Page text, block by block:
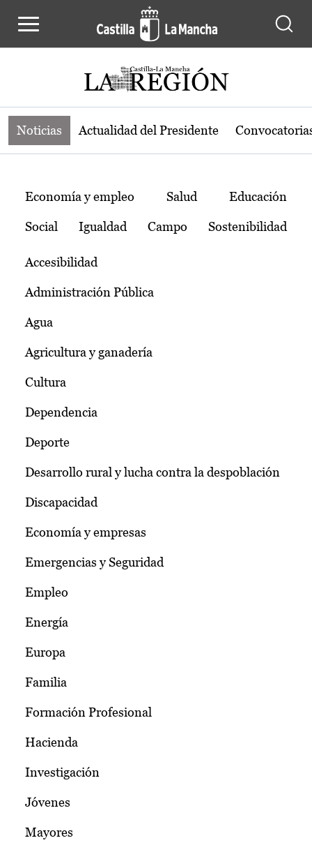
Noticias de la región de Castilla-La
Noticias Actualidad del Presidente
Temas
Economía y empleo Salud Educación
Social Igualdad Campo Sostenibilidad
Accesibilidad
Administración Pública
Agua
Agricultura y ganadería
Cultura
Dependencia
Deporte
Desarrollo rural y lucha contra la despoblación
Discapacidad
Economía y empresas
Emergencias y Seguridad
Empleo
Energía
Europa
Familia
Formación Profesional
Hacienda
Investigación
Jóvenes
Mayores